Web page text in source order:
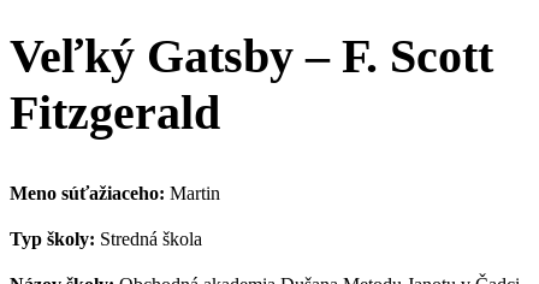
Veľký Gatsby – F. Scott
Fitzgerald
Meno súťažiaceho: Martin
Typ školy: Stredná škola